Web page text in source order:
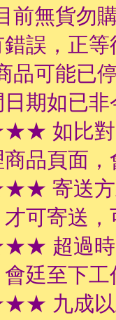
無貨勿
錯誤，正
可能已
日期如已
如比對
商品頁面
寄送方
才可寄送
超過時
會廷至下
九成以